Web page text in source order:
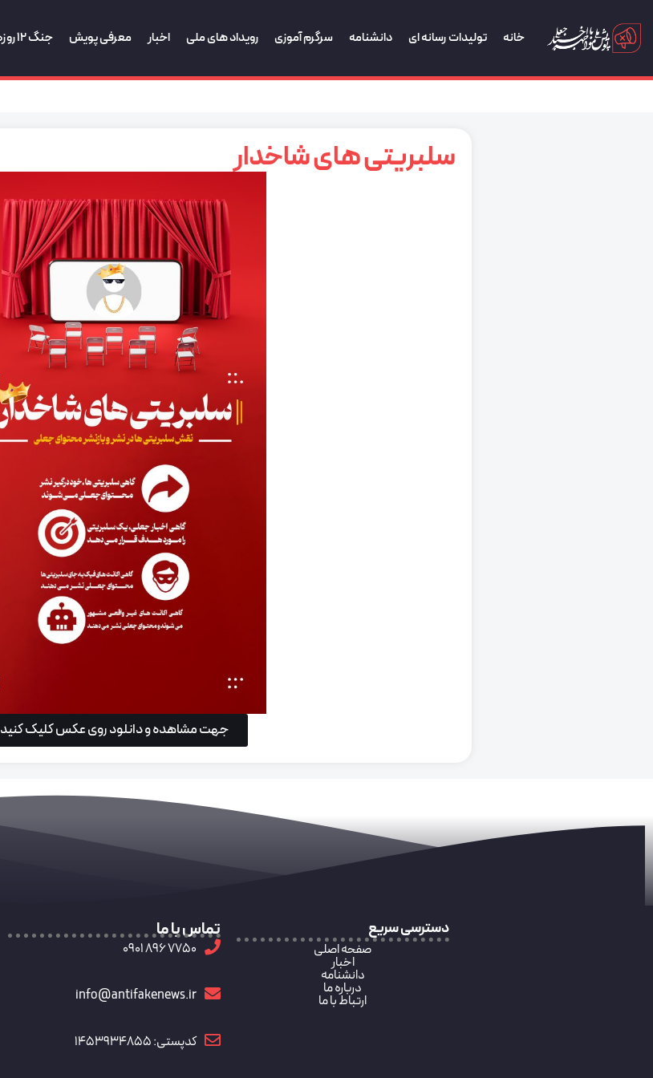
خانه تولیدات رسانه ای دانشنامه سرگرم آموزی رویداد های ملی اخبار معرفی پویش جنگ 12 روزه
سلبریتی های شاخدار
جهت مشاهده و دانلود روی عکس کلیک کنید
دسترسی سریع
صفحه اصلی
اخبار
دانشنامه
درباره ما
ارتباط با ما
تماس با ما
7750 896 0901
info@antifakenews.ir
کدپستی: 1453934855